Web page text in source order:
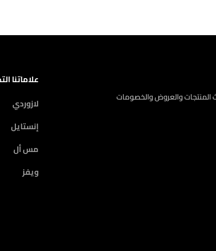
المنتجات والعروض والخصومات
علاماتنا
لازوردي
إنستايل
مس أل
ويفز